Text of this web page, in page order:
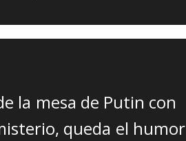
la mesa de Putin con
queda el humor